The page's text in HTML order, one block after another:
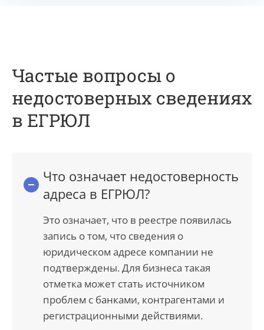
Частые вопросы о
недостоверных сведениях
в ЕГРЮЛ
Что означает недостоверность
адреса в ЕГРЮЛ?
Это означает, что в реестре появилась
запись о том, что сведения о
юридическом адресе компании не
подтверждены. Для бизнеса такая
отметка может стать источником
проблем с банками, контрагентами и
регистрационными действиями.